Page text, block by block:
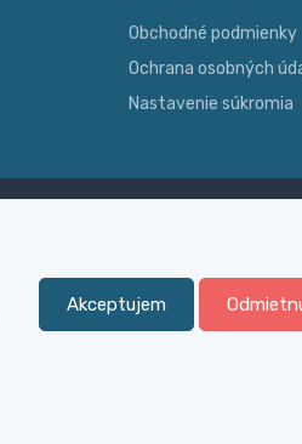
Obchodné podmienky
Ochrana osobných
Nastavenie súkromia
Široký
pomôžeme
Akceptujem